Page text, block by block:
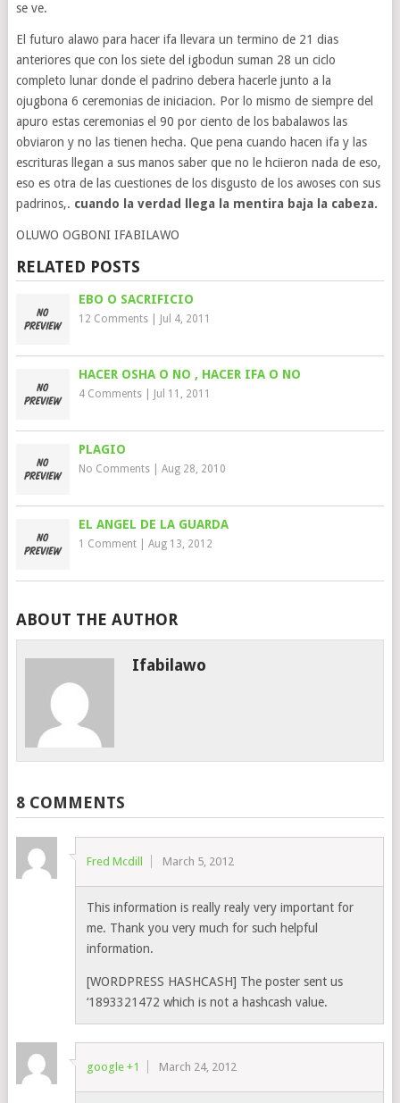
se ve.
El futuro alawo para hacer ifa llevara un termino de 21 dias
anteriores que con los siete del igbodun suman 28 un ciclo
completo lunar donde el padrino debera hacerle junto a la
ojugbona 6 ceremonias de iniciacion. Por lo mismo de siempre del
apuro estas ceremonias el 90 por ciento de los babalawos las
obviaron y no las tienen hecha. Que pena cuando hacen ifa y las
escrituras llegan a sus manos saber que no le hciieron nada de eso,
eso es otra de las cuestiones de los disgusto de los awoses con sus
padrinos,. cuando la verdad llega la mentira baja la cabeza.
OLUWO OGBONI IFABILAWO
RELATED POSTS
EBO O SACRIFICIO
12 Comments| Jul 4, 2011
HACER OSHA O NO , HACER IFA O NO
4 Comments| Jul 11, 2011
PLAGIO
No Comments| Aug 28, 2010
EL ANGEL DE LA GUARDA
1 Comment| Aug 13, 2012
ABOUT THE AUTHOR
Ifabilawo
8 COMMENTS
Fred Mcdill March 5, 2012
This information is really realy very important for
me. Thank you very much for such helpful
information.
[WORDPRESS HASHCASH] The poster sent us
‘1893321472 which is not a hashcash value.
google +1 March 24, 2012